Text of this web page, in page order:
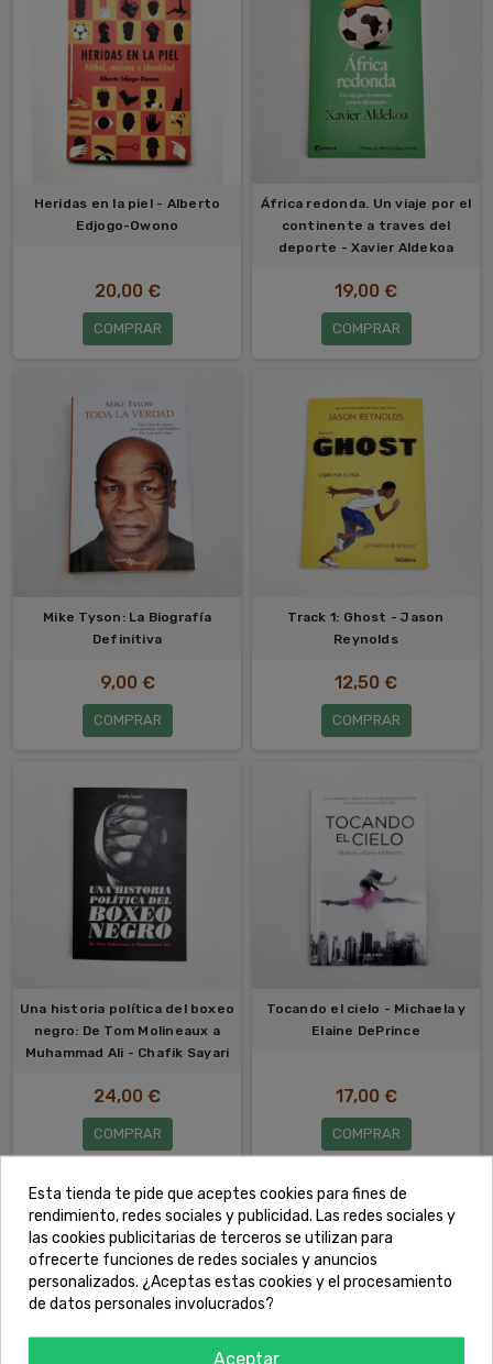
Heridas en la piel - Alberto
Edjogo-Owono
20,00 €
COMPRAR
África redonda. Un viaje por el
continente a traves del
deporte - Xavier Aldekoa
19,00 €
COMPRAR
Mike Tyson: La Biografía
Definitiva
9,00 €
COMPRAR
Track 1: Ghost - Jason
Reynolds
12,50 €
COMPRAR
Una historia política del boxeo
negro: De Tom Molineaux a
Muhammad Ali - Chafik Sayari
24,00 €
COMPRAR
Tocando el cielo - Michaela y
Elaine DePrince
17,00 €
COMPRAR
Esta tienda te pide que aceptes cookies para fines de
rendimiento, redes sociales y publicidad. Las redes sociales y
las cookies publicitarias de terceros se utilizan para
ofrecerte funciones de redes sociales y anuncios
personalizados. ¿Aceptas estas cookies y el procesamiento
de datos personales involucrados?
Aceptar